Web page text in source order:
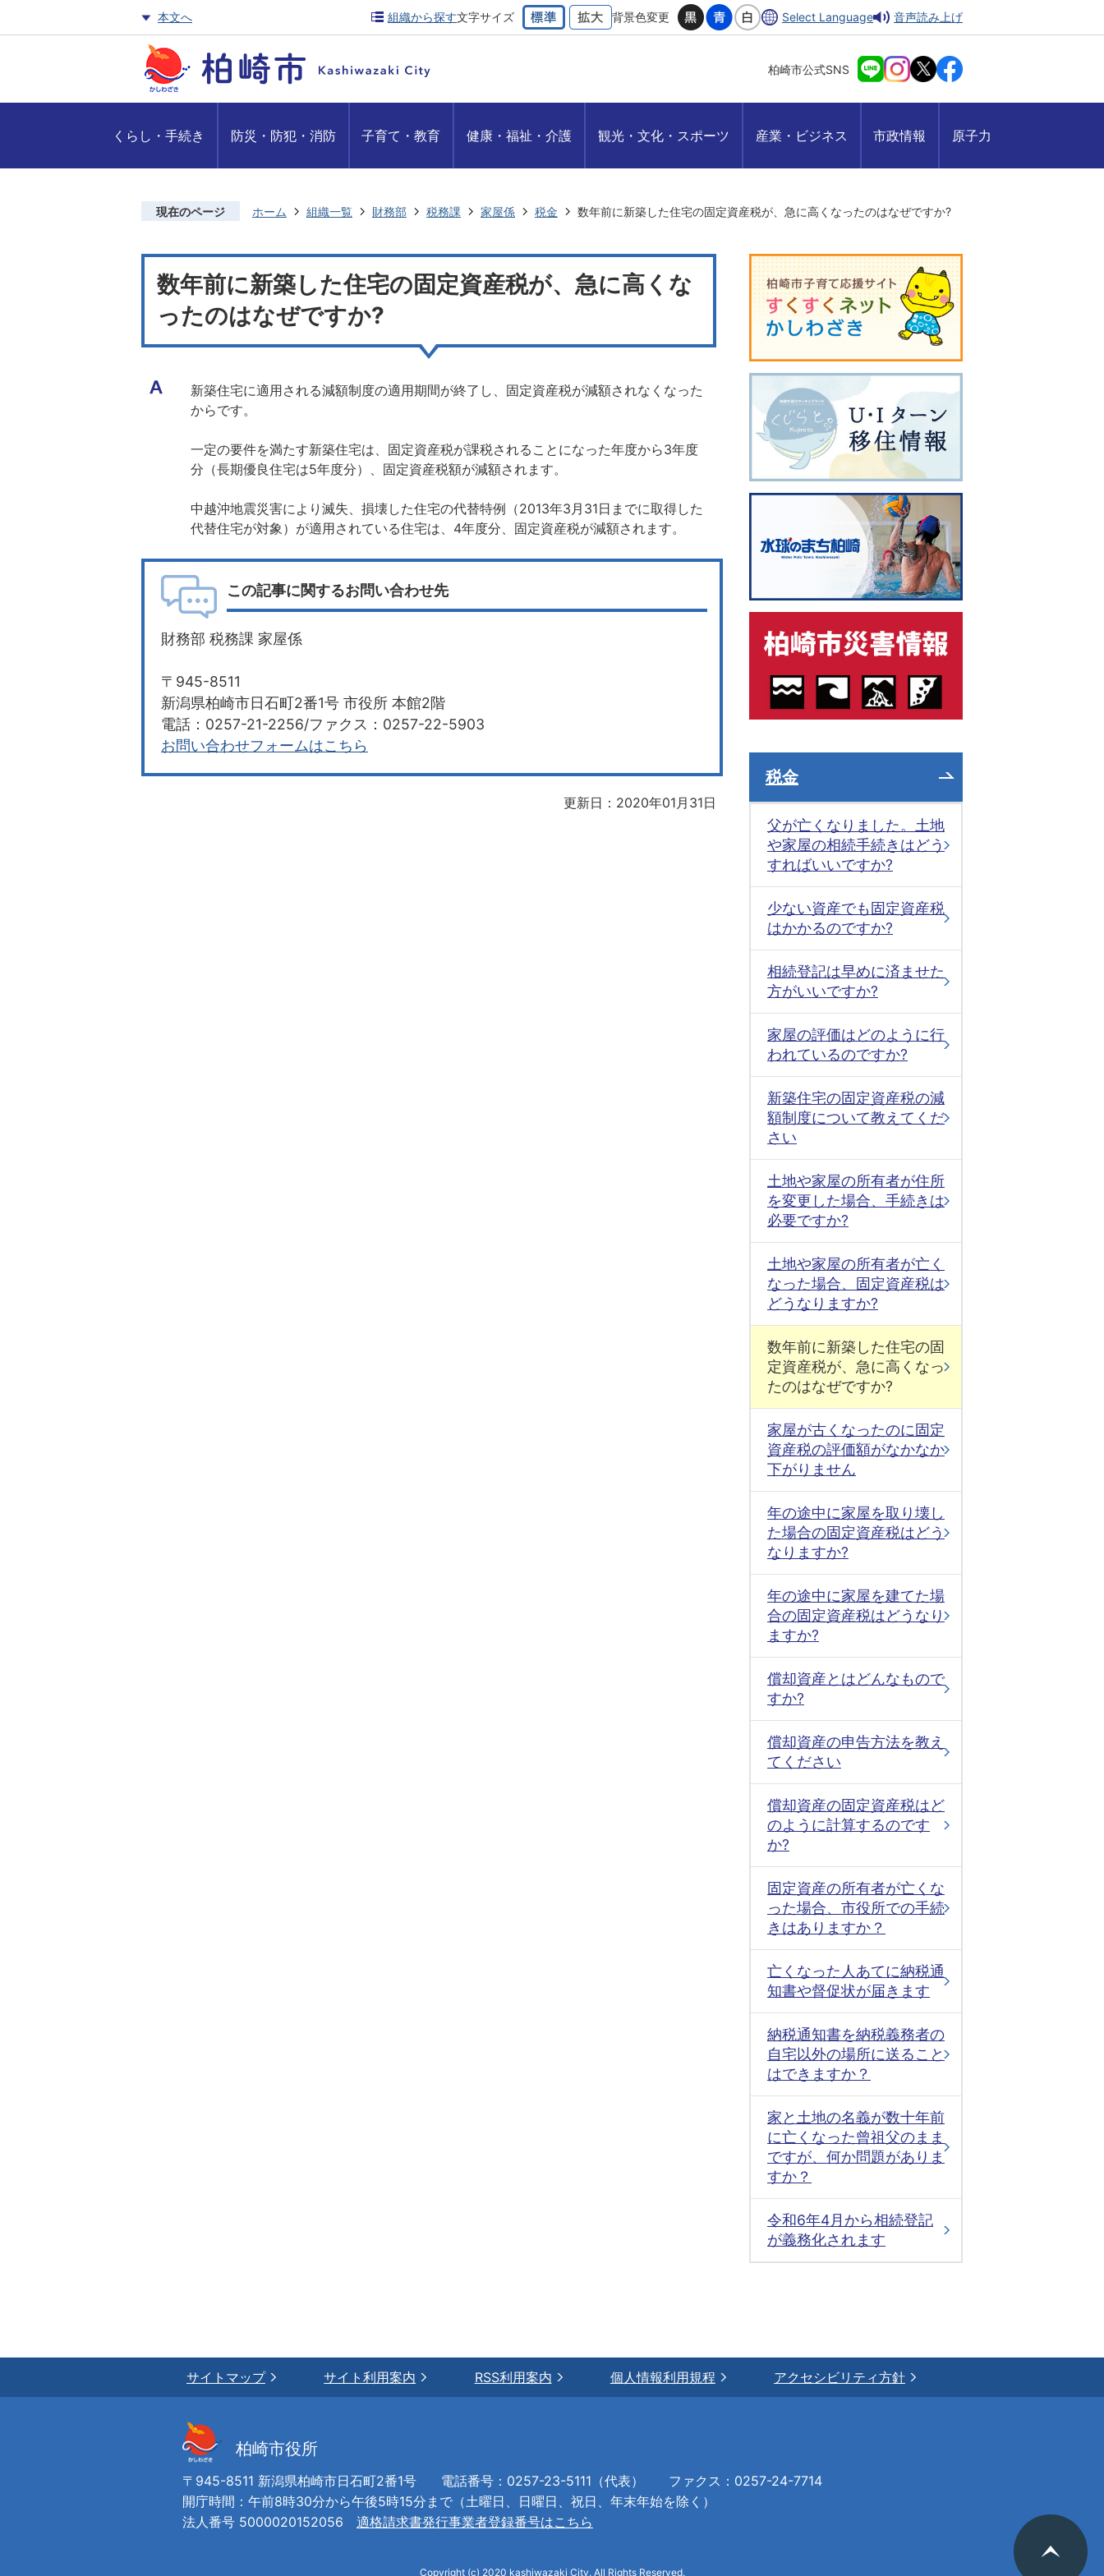
本文へ 組織から探す文字サイズ 背景色変更 Select Language 音声読み上げ
柏崎市公式SNS
くらし・手続き 防災・防犯・消防 子育て・教育 健康・福祉・介護 観光・文化・スポーツ 産業・ビジネス 市政情報 原子力
現在のページ ホーム 組織一覧 財務部 税務課 家屋係 税金 数年前に新築した住宅の固定資産税が、急に高くなったのはなぜですか?
数年前に新築した住宅の固定資産税が、急に高くな
ったのはなぜですか?
新築住宅に適用される減額制度の適用期間が終了し、固定資産税が減額されなくなった
からです。
一定の要件を満たす新築住宅は、固定資産税が課税されることになった年度から3年度
分（長期優良住宅は5年度分）、固定資産税額が減額されます。
中越沖地震災害により滅失、損壊した住宅の代替特例（2013年3月31日までに取得した
代替住宅が対象）が適用されている住宅は、4年度分、固定資産税が減額されます。
この記事に関するお問い合わせ先
財務部 税務課 家屋係
〒945-8511
新潟県柏崎市日石町2番1号 市役所 本館2階
電話：0257-21-2256/ファクス：0257-22-5903
お問い合わせフォームはこちら
更新日：2020年01月31日
税金
父が亡くなりました。土地
や家屋の相続手続きはどう
すればいいですか?
少ない資産でも固定資産税
はかかるのですか?
相続登記は早めに済ませた
方がいいですか?
家屋の評価はどのように行
われているのですか?
新築住宅の固定資産税の減
額制度について教えてくだ
さい
土地や家屋の所有者が住所
を変更した場合、手続きは
必要ですか?
土地や家屋の所有者が亡く
なった場合、固定資産税は
どうなりますか?
数年前に新築した住宅の固
定資産税が、急に高くなっ
たのはなぜですか?
家屋が古くなったのに固定
資産税の評価額がなかなか
下がりません
年の途中に家屋を取り壊し
た場合の固定資産税はどう
なりますか?
年の途中に家屋を建てた場
合の固定資産税はどうなり
ますか?
償却資産とはどんなもので
すか?
償却資産の申告方法を教え
てください
償却資産の固定資産税はど
のように計算するのです
か?
固定資産の所有者が亡くな
った場合、市役所での手続
きはありますか？
亡くなった人あてに納税通
知書や督促状が届きます
納税通知書を納税義務者の
自宅以外の場所に送ること
はできますか？
家と土地の名義が数十年前
に亡くなった曾祖父のまま
ですが、何か問題がありま
すか？
令和6年4月から相続登記
が義務化されます
サイトマップ サイト利用案内 RSS利用案内 個人情報利用規程 アクセシビリティ方針
柏崎市役所
〒945-8511 新潟県柏崎市日石町2番1号 電話番号：0257-23-5111（代表）
ファクス：0257-24-7714
開庁時間：午前8時30分から午後5時15分まで（土曜日、日曜日、祝日、年末年始を除く）
法人番号 5000020152056 適格請求書発行事業者登録番号はこちら
Copyright (c) 2020 kashiwazaki City. All Rights Reserved.